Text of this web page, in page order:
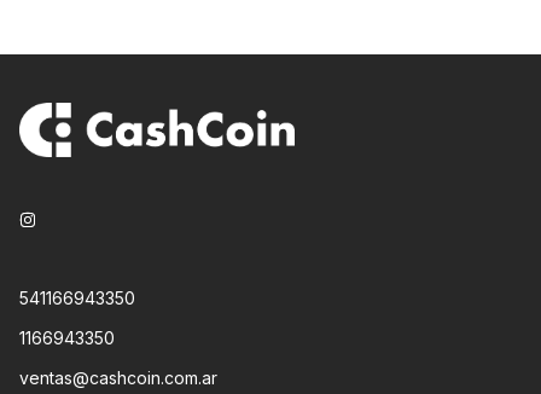
541166943350
1166943350
ventas@cashcoin.com.ar